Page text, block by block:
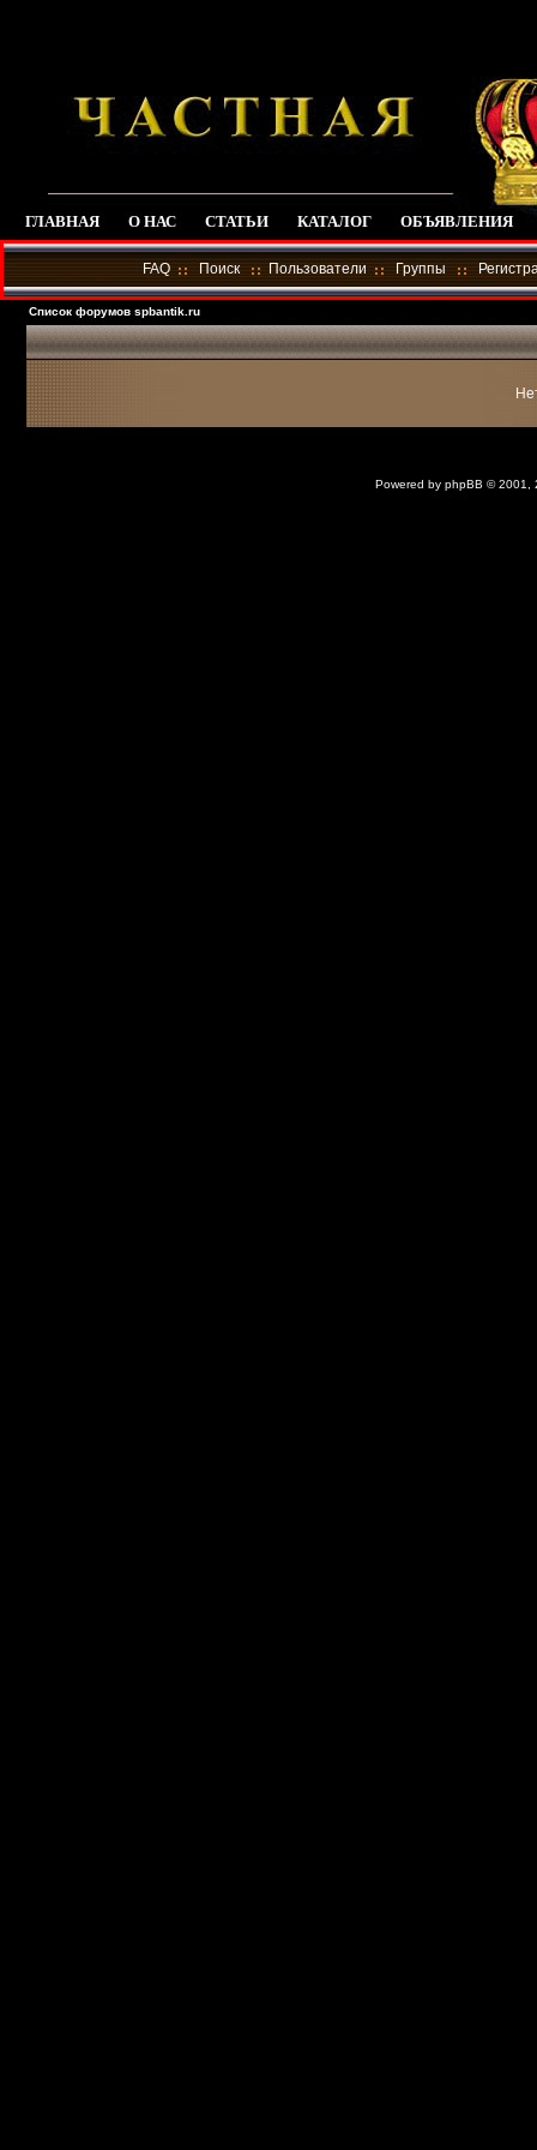
ГЛАВНАЯ О НАС СТАТЬИ КАТАЛОГ ОБЪЯВЛЕНИЯ
FAQ Поиск Пользователи Группы
Список форумов spbantik.ru
Powered by phpBB © 2001,